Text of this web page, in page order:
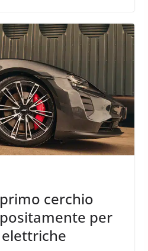
cerchio
per